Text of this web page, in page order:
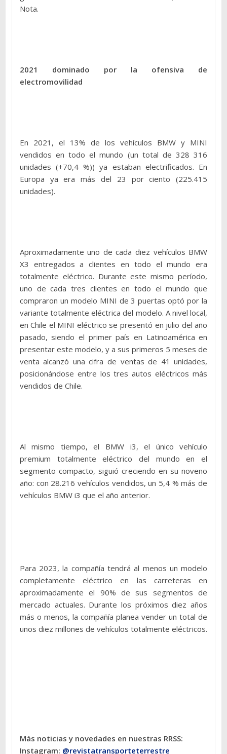
Nota.
2021 dominado por la ofensiva de
electromovilidad
En 2021, el 13% de los vehículos BMW y MINI
vendidos en todo el mundo (un total de 328 316
unidades (+70,4 %)) ya estaban electrificados. En
Europa ya era más del 23 por ciento (225.415
unidades).
Aproximadamente uno de cada diez vehículos BMW
X3 entregados a clientes en todo el mundo era
totalmente eléctrico. Durante este mismo período,
uno de cada tres clientes en todo el mundo que
compraron un modelo MINI de 3 puertas optó por la
variante totalmente eléctrica del modelo. A nivel local,
en Chile el MINI eléctrico se presentó en julio del año
pasado, siendo el primer país en Latinoamérica en
presentar este modelo, y a sus primeros 5 meses de
venta alcanzó una cifra de ventas de 41 unidades,
posicionándose entre los tres autos eléctricos más
vendidos de Chile.
Al mismo tiempo, el BMW i3, el único vehículo
premium totalmente eléctrico del mundo en el
segmento compacto, siguió creciendo en su noveno
año: con 28.216 vehículos vendidos, un 5,4 % más de
vehículos BMW i3 que el año anterior.
Para 2023, la compañía tendrá al menos un modelo
completamente eléctrico en las carreteras en
aproximadamente el 90% de sus segmentos de
mercado actuales. Durante los próximos diez años
más o menos, la compañía planea vender un total de
unos diez millones de vehículos totalmente eléctricos.
Más noticias y novedades en nuestras RRSS:
Instagram: @revistatransporteterrestre